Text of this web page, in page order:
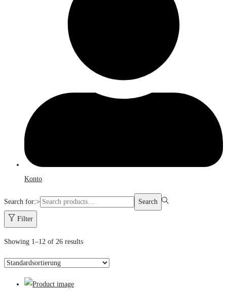
Konto
Search for:> Search
Filter
Showing 1–12 of 26 results